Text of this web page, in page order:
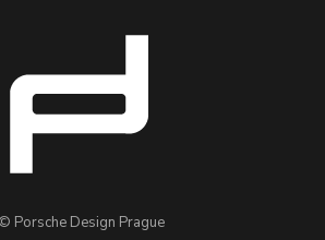
© Porsche Design Prague